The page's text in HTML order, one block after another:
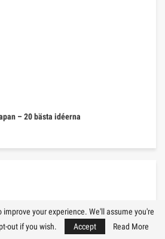
– 20 bästa idéerna
your experience. We'll assume you're
out if you wish.
Accept Read More